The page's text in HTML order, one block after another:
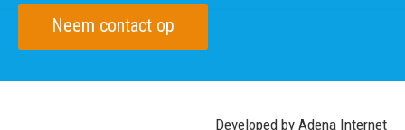
Neem contact op
Developed by Adena Internet